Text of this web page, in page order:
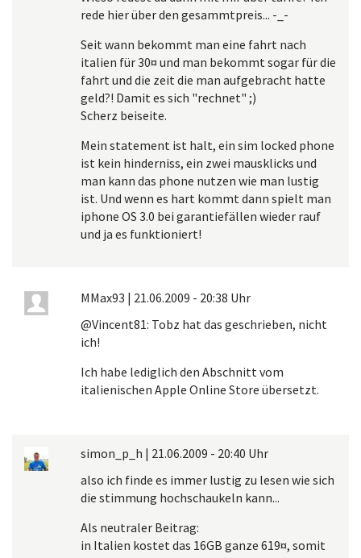
rede hier über den gesammtpreis... -_-
Seit wann bekommt man eine fahrt nach
italien für 30¤ und man bekommt sogar für die
fahrt und die zeit die man aufgebracht hatte
geld?! Damit es sich "rechnet" ;)
Scherz beiseite.
Mein statement ist halt, ein sim locked phone
ist kein hinderniss, ein zwei mausklicks und
man kann das phone nutzen wie man lustig
ist. Und wenn es hart kommt dann spielt man
iphone OS 3.0 bei garantiefällen wieder rauf
und ja es funktioniert!
MMax93 | 21.06.2009 - 20:38 Uhr
@Vincent81: Tobz hat das geschrieben, nicht
ich!
Ich habe lediglich den Abschnitt vom
italienischen Apple Online Store übersetzt.
simon_p_h | 21.06.2009 - 20:40 Uhr
also ich finde es immer lustig zu lesen wie sich
die stimmung hochschaukeln kann...
Als neutraler Beitrag:
in Italien kostet das 16GB ganze 619¤, somit